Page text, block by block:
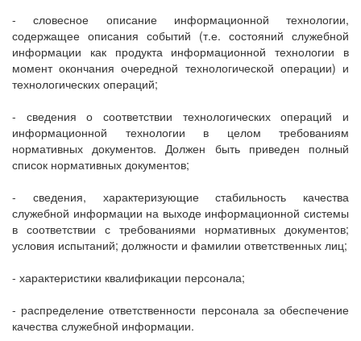
- словесное описание информационной технологии,
содержащее описания событий (т.е. состояний служебной
информации как продукта информационной технологии в
момент окончания очередной технологической операции) и
технологических операций;
- сведения о соответствии технологических операций и
информационной технологии в целом требованиям
нормативных документов. Должен быть приведен полный
список нормативных документов;
- сведения, характеризующие стабильность качества
служебной информации на выходе информационной системы
в соответствии с требованиями нормативных документов;
условия испытаний; должности и фамилии ответственных лиц;
- характеристики квалификации персонала;
- распределение ответственности персонала за обеспечение
качества служебной информации.